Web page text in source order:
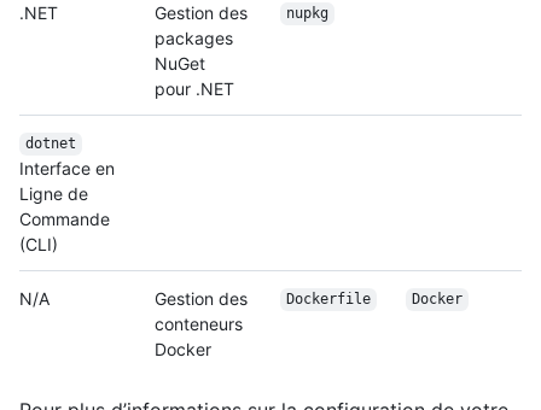
.NET
Gestion des
packages
NuGet
pour .NET
nupkg
dotnet
Interface en
Ligne de
Commande
(CLI)
N/A
Gestion des
conteneurs
Docker
Dockerfile Docker